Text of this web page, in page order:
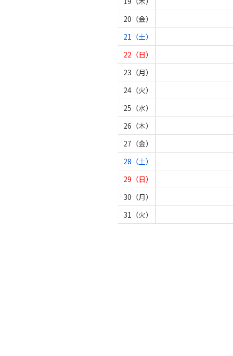
20（金）
21（土）
22（日）
23（月）
24（火）
25（水）
26（木）
27（金）
28（土）
29（日）
30（月）
31（火）